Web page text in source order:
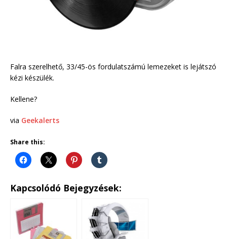
Falra szerelhető, 33/45-ös fordulatszámú lemezeket is lejátszó
kézi készülék.
Kellene?
via Geekalerts
Share this:
Kapcsolódó Bejegyzések: